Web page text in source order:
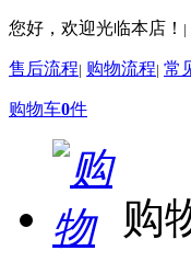
您好，欢迎光临本店！ |
售后流程| 购物流程| 常
购物车0件
购